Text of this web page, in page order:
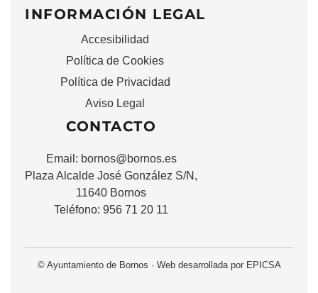
INFORMACIÓN LEGAL
Accesibilidad
Política de Cookies
Política de Privacidad
Aviso Legal
CONTACTO
Email: bornos@bornos.es
Plaza Alcalde José González S/N,
11640 Bornos
Teléfono: 956 71 20 11
© Ayuntamiento de Bornos · Web desarrollada por EPICSA